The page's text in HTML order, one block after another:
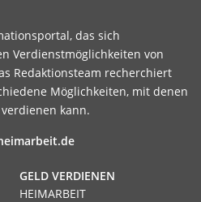
das sich
Verdienstmöglichkeiten von
Redaktionsteam recherchiert
Möglichkeiten, mit denen
kann.
GELD VERDIENEN
HEIMARBEIT